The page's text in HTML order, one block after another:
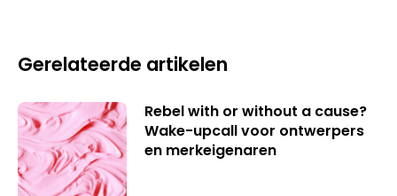
Gerelateerde artikelen
Rebel with or without a cause?
Wake-upcall voor ontwerpers
en merkeigenaren